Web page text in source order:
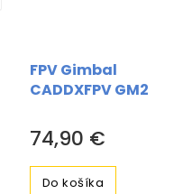
FPV Gimbal
CADDXFPV GM2
74,90 €
Do košíka